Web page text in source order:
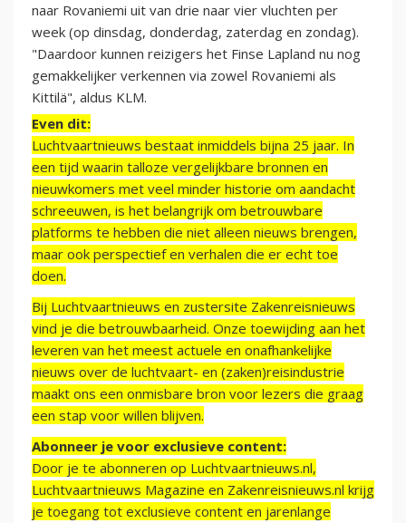
naar Rovaniemi uit van drie naar vier vluchten per
week (op dinsdag, donderdag, zaterdag en zondag).
"Daardoor kunnen reizigers het Finse Lapland nu nog
gemakkelijker verkennen via zowel Rovaniemi als
Kittilä", aldus KLM.
Even dit:
Luchtvaartnieuws bestaat inmiddels bijna 25 jaar. In
een tijd waarin talloze vergelijkbare bronnen en
nieuwkomers met veel minder historie om aandacht
schreeuwen, is het belangrijk om betrouwbare
platforms te hebben die niet alleen nieuws brengen,
maar ook perspectief en verhalen die er echt toe
doen.
Bij Luchtvaartnieuws en zustersite Zakenreisnieuws
vind je die betrouwbaarheid. Onze toewijding aan het
leveren van het meest actuele en onafhankelijke
nieuws over de luchtvaart- en (zaken)reisindustrie
maakt ons een onmisbare bron voor lezers die graag
een stap voor willen blijven.
Abonneer je voor exclusieve content:
Door je te abonneren op Luchtvaartnieuws.nl,
Luchtvaartnieuws Magazine en Zakenreisnieuws.nl krijg
je toegang tot exclusieve content en jarenlange